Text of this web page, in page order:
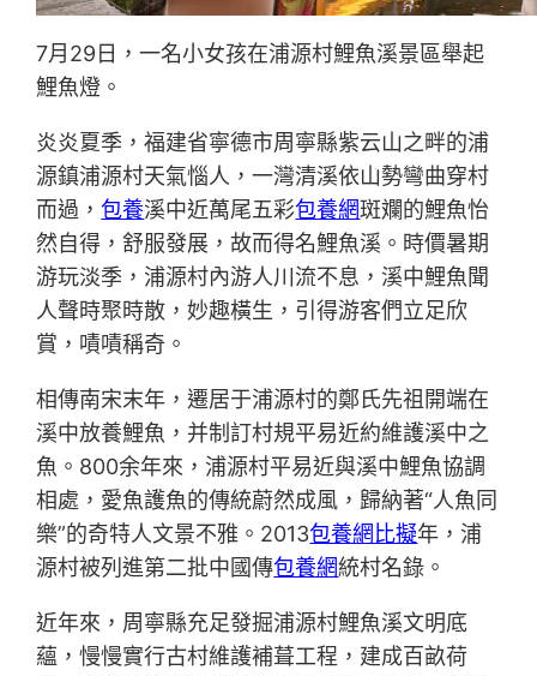
7月29日，一名小女孩在浦源村鯉魚溪景區舉起
鯉魚燈。
炎炎夏季，福建省寧德市周寧縣紫云山之畔的浦
源鎮浦源村天氣惱人，一灣清溪依山勢彎曲穿村
而過，包養溪中近萬尾五彩包養網斑斕的鯉魚怡
然自得，舒服發展，故而得名鯉魚溪。時價暑期
游玩淡季，浦源村內游人川流不息，溪中鯉魚聞
人聲時聚時散，妙趣橫生，引得游客們立足欣
賞，嘖嘖稱奇。
相傳南宋末年，遷居于浦源村的鄭氏先祖開端在
溪中放養鯉魚，并制訂村規平易近約維護溪中之
魚。800余年來，浦源村平易近與溪中鯉魚協調
相處，愛魚護魚的傳統蔚然成風，歸納著“人魚同
樂”的奇特人文景不雅。2013包養網比擬年，浦
源村被列進第二批中國傳包養網統村名錄。
近年來，周寧縣充足發掘浦源村鯉魚溪文明底
蘊，慢慢實行古村維護補葺工程，建成百畝荷